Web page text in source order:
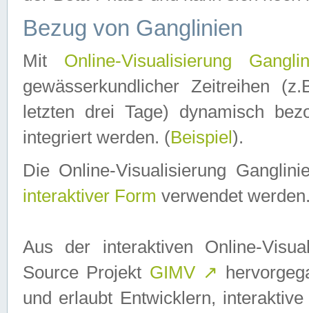
Bezug von Ganglinien
Mit Online-Visualisierung
gewässerkundlicher Zeitreihen
letzten drei Tage) dynamisch
integriert werden. (Beispiel ).
Die Online-Visualisierung
interaktiver Form verwendet
Aus der interaktiven Online-
Source Projekt GIMV ↗
und erlaubt Entwicklern,